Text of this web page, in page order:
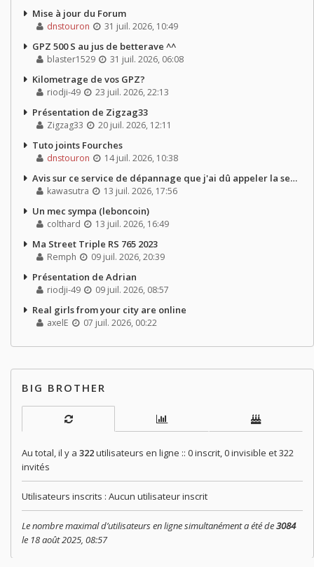
Mise à jour du Forum
dnstouron 31 juil. 2026, 10:49
GPZ 500 S au jus de betterave ^^
blaster1529 31 juil. 2026, 06:08
Kilometrage de vos GPZ?
riodji-49 23 juil. 2026, 22:13
Présentation de Zigzag33
Zigzag33 20 juil. 2026, 12:11
Tuto joints Fourches
dnstouron 14 juil. 2026, 10:38
Avis sur ce service de dépannage que j'ai dû appeler la semaine dernière
kawasutra 13 juil. 2026, 17:56
Un mec sympa (leboncoin)
colthard 13 juil. 2026, 16:49
Ma Street Triple RS 765 2023
Remph 09 juil. 2026, 20:39
Présentation de Adrian
riodji-49 09 juil. 2026, 08:57
Real girls from your city are online
axelE 07 juil. 2026, 00:22
BIG BROTHER
Au total, il y a 322utilisateurs en ligne :: 0 inscrit, 0 invisible et 322
invités
Utilisateurs inscrits : Aucun utilisateur inscrit
Le nombre maximal d’utilisateurs en ligne simultanément a été de3084
le 18 août 2025, 08:57